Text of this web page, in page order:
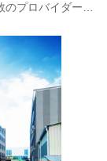
プロバイダーに